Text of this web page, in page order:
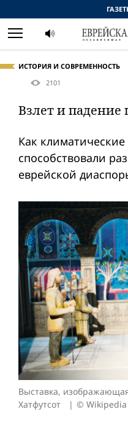
ИСТОРИЯ И СОВРЕМЕННОСТЬ
2101
Взлет и падение
Как
способствовали
еврейской
Выставка,
Хатфутсот
© Wikipedia